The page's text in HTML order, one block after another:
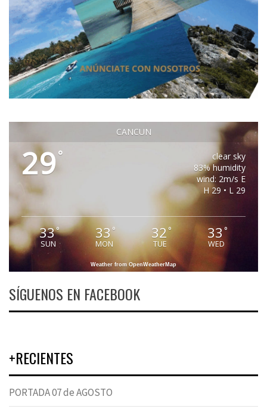
CANCUN
29°
clear sky
83% humidity
wind: 2m/s E
H 29 • L 29
33°
SUN
33°
MON
32°
TUE
33°
WED
Weather from OpenWeatherMap
SÍGUENOS EN FACEBOOK
+RECIENTES
PORTADA 07 de AGOSTO